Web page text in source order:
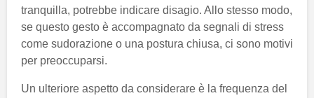
tranquilla, potrebbe indicare disagio. Allo stesso modo,
se questo gesto è accompagnato da segnali di stress
come sudorazione o una postura chiusa, ci sono motivi
per preoccuparsi.
Un ulteriore aspetto da considerare è la frequenza del